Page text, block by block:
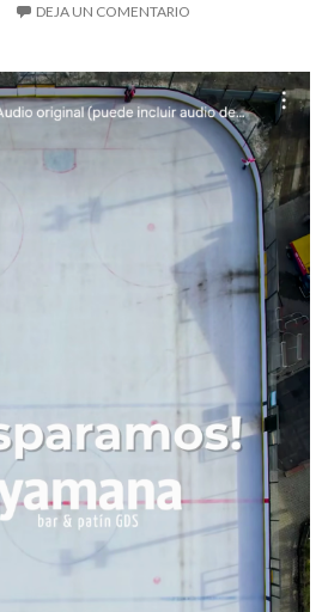
DEJA UN COMENTARIO